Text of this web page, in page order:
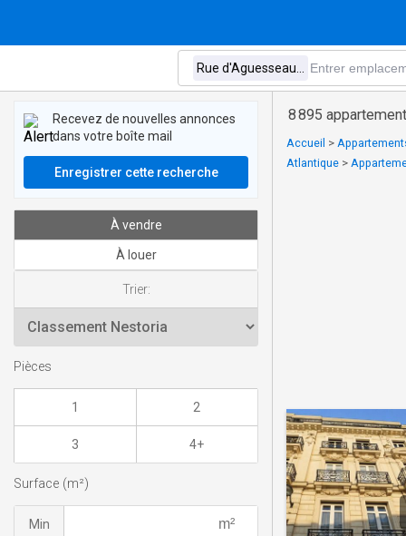
8 895
Accueil >
Atlantique >
Recevez de nouvelles annonces
dans votre boîte mail
Enregistrer cette recherche
À vendre
À louer
Trier:
Pièces
1 2
3 4+
Surface (m²)
Min